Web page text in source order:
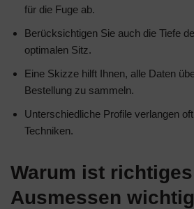
für die Fuge ab.
Berücksichtigen Sie auch die Tiefe
optimalen Sitz.
Eine Skizze hilft Ihnen, alle Daten
Bestellung zu sammeln.
Unterschiedliche Profile verlangen
Techniken.
Warum ist richtiges
Ausmessen